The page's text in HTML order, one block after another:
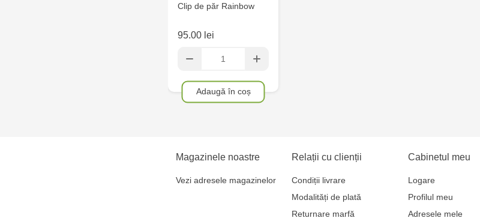
Clip de păr Rainbow
95.00 lei
Adaugă în coș
Magazinele noastre
Vezi adresele magazinelor
Relații cu clienții
Condiții livrare
Modalități de plată
Returnare marfă
Cabinetul meu
Logare
Profilul meu
Adresele mele